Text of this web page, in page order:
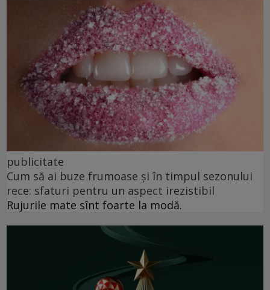
publicitate
Cum să ai buze frumoase şi în timpul sezonului
rece: sfaturi pentru un aspect irezistibil
Rujurile mate sînt foarte la modă.